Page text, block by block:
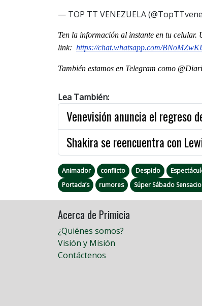
— TOP TT VENEZUELA
Ten la información al instante en tu
link: https://chat.whatsapp.com/
También estamos en Telegram como
Lea También:
Venevisión anuncia el regreso
Shakira se reencuentra con
Animador conflicto Despido
Portada’s
rumores Súper Sábado
Acerca de Primicia
¿Quiénes somos?
Visión y Misión
Contáctenos